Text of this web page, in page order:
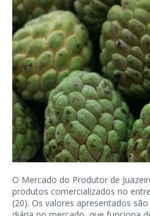
O Mercado do Produtor de
produtos comercializados no
(20). Os valores apresentados